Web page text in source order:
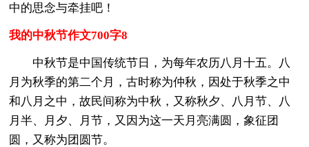
中的思念与牵挂吧！
我的中秋节作文700字8
中秋节是中国传统节日，为每年农历八月十五。八
月为秋季的第二个月，古时称为仲秋，因处于秋季之中
和八月之中，故民间称为中秋，又称秋夕、八月节、八
月半、月夕、月节，又因为这一天月亮满圆，象征团
圆，又称为团圆节。